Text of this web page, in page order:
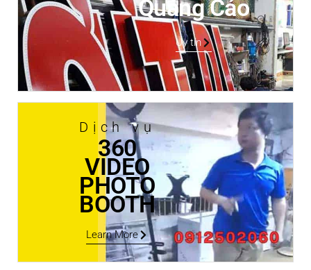
Quảng Cáo
Uy tín
Dịch vụ
360
VIDEO
PHOTO
BOOTH
Learn More